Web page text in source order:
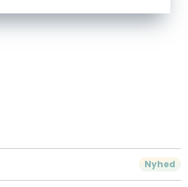
Nyhed